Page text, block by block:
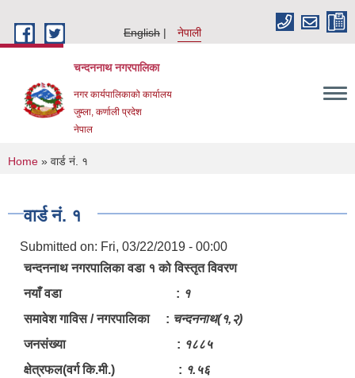
English
नेपाली
चन्दननाथ नगरपालिका
नगर कार्यपालिकाको कार्यालय
जुम्ला, कर्णाली प्रदेश
नेपाल
You are here
Home » वार्ड नं. १
वार्ड नं. १
Submitted on: Fri, 03/22/2019 - 00:00
चन्दननाथ नगरपालिका वडा १ को विस्तृत विवरण
नयाँ वडा : १
समावेश गाविस / नगरपालिका : चन्दननाथ(१,२)
जनसंख्या : १८८५
क्षेत्रफल(वर्ग कि.मी.) : १.५६